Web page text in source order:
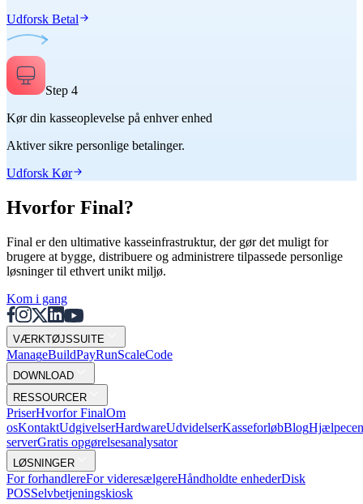
Udforsk Betal
Step 4
Kør din kasseoplevelse på enhver enhed
Aktiver sikre personlige betalinger.
Udforsk Kør
Hvorfor Final?
Final er den ultimative kasseinfrastruktur, der gør det muligt for
brugere at bygge, distribuere og administrere tilpassede personlige
løsninger til ethvert unikt miljø.
Kom i gang
VÆRKTØJSSUITE
ManageBuildPayRunScaleCode
DOWNLOAD
RESSOURCER
PriserHvorfor FinalOm
osKontaktUdgivelserHardwareUdvidelserKasseforløbBlog
serverGratis opgørelsesanalysator
LØSNINGER
For forhandlereFor videresælgereHåndholdte enhederDisk
POSSelvbetjeningskiosk